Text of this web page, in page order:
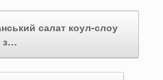
салат коул-слоу
з…